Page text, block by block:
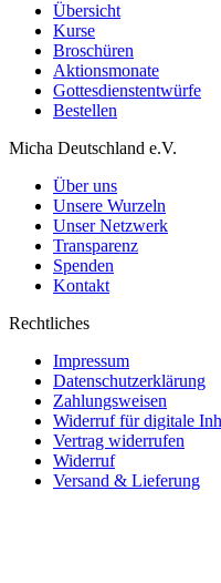
Übersicht
Kurse
Broschüren
Aktionsmonate
Gottesdienstentwürfe
Bestellen
Micha Deutschland e.V.
Über uns
Unsere Wurzeln
Unser Netzwerk
Transparenz
Spenden
Kontakt
Rechtliches
Impressum
Datenschutzerklärung
Zahlungsweisen
Widerruf für digitale
Vertrag widerrufen
Widerruf
Versand & Lieferung